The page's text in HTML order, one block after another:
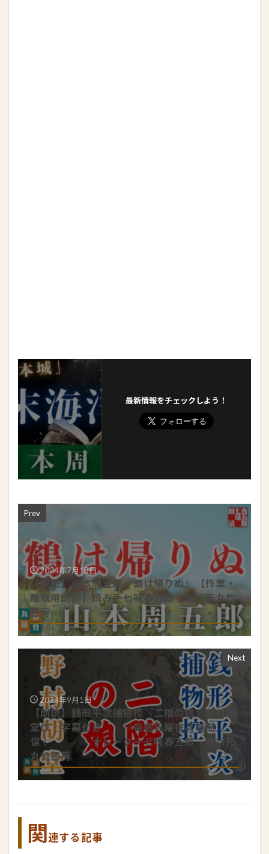
最新情報をチェックしよう！
Prev
2024年7月18日
【朗読】山本周五郎『鶴は帰りぬ』【作業・
睡眠用朗読】読み手七味春五郎 発行元丸竹
書房
Next
2024年9月1日
【朗読】銭形平次捕物控『二階の娘』野村胡
堂作 字幕付き ※毎週日曜夜八時配
信！ ナレーター七味春五郎 発行元
丸竹書房
関 連する記事